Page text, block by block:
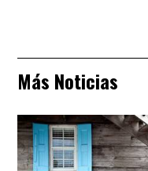
Más Noticias